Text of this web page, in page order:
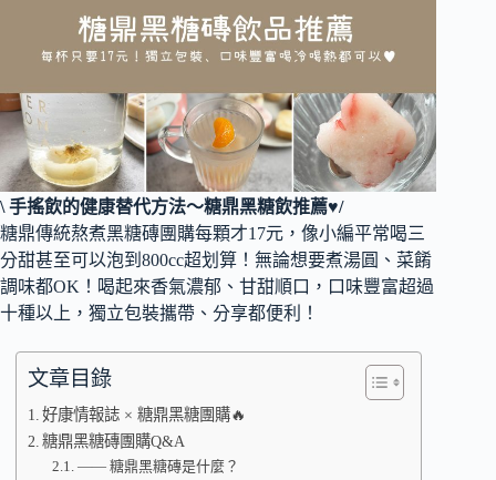
\ 手搖飲的健康替代方法～糖鼎黑糖飲推薦♥/
糖鼎傳統熬煮黑糖磚團購每顆才17元，像小編平常喝三
分甜甚至可以泡到800cc超划算！無論想要煮湯圓、菜餚
調味都OK！喝起來香氣濃郁、甘甜順口，口味豐富超過
十種以上，獨立包裝攜帶、分享都便利！
文章目錄
好康情報誌 × 糖鼎黑糖團購🔥
糖鼎黑糖磚團購Q&A
—— 糖鼎黑糖磚是什麼？